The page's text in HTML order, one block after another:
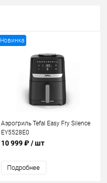
Новинка
Аэрогриль Tefal Easy Fry Silence
EY5528E0
10 999 ₽/ шт
Подробнее